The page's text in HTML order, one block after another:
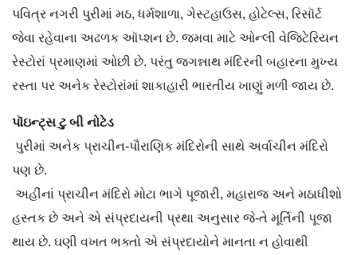
પવિત્ર નગરી પુરીમાં મઠ, ધર્મશાળા, ગેસ્ટહાઉસ, હોટેલ્સ, રિસૉર્ટ
જેવા રહેવાના અઢળક ઑપ્શન છે. જમવા માટે ઓન્લી વેજિટેરિયન
રેસ્ટોરાં પ્રમાણમાં ઓછી છે. પરંતુ જગન્નાથ મંદિરની બહારના મુખ્ય
રસ્તા પર અનેક રેસ્ટોરાંમાં શાકાહારી ભારતીય ખાણું મળી જાય છે.
પૉઇન્ટ્સ ટુ બી નોટેડ
પુરીમાં અનેક પ્રાચીન-પૌરાણિક મંદિરોની સાથે અર્વાચીન મંદિરો
પણ છે.
અહીંનાં પ્રાચીન મંદિરો મોટા ભાગે પૂજારી, મહારાજ અને મઠાધીશો
હસ્તક છે અને એ સંપ્રદાયની પ્રથા અનુસાર જે-તે મૂર્તિની પૂજા
થાય છે. ઘણી વખત ભક્તો એ સંપ્રદાયોને માનતા ન હોવાથી